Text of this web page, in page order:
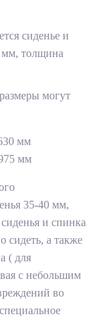
сиденье и
мм, толщина
могут
мм
мм
35-40 мм,
и спинка
сидеть, а также
( для
с небольшим
во